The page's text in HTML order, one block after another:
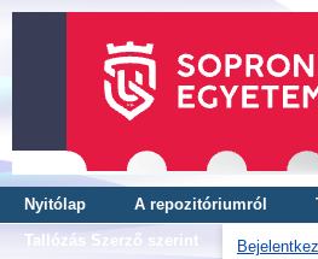
Nyitólap A repozitóriumról
Tallózás Szerző szerint